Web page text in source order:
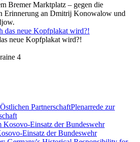
Bremer Marktplatz – gegen die
Erinnerung an Dmitrij Konowalow und
neue Kopfplakat wird?!
4
Plenarrede zur
Einsatz der Bundeswehr